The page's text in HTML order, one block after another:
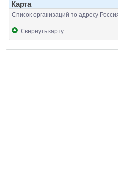
Карта
Список организаций по адресу
Свернуть карту